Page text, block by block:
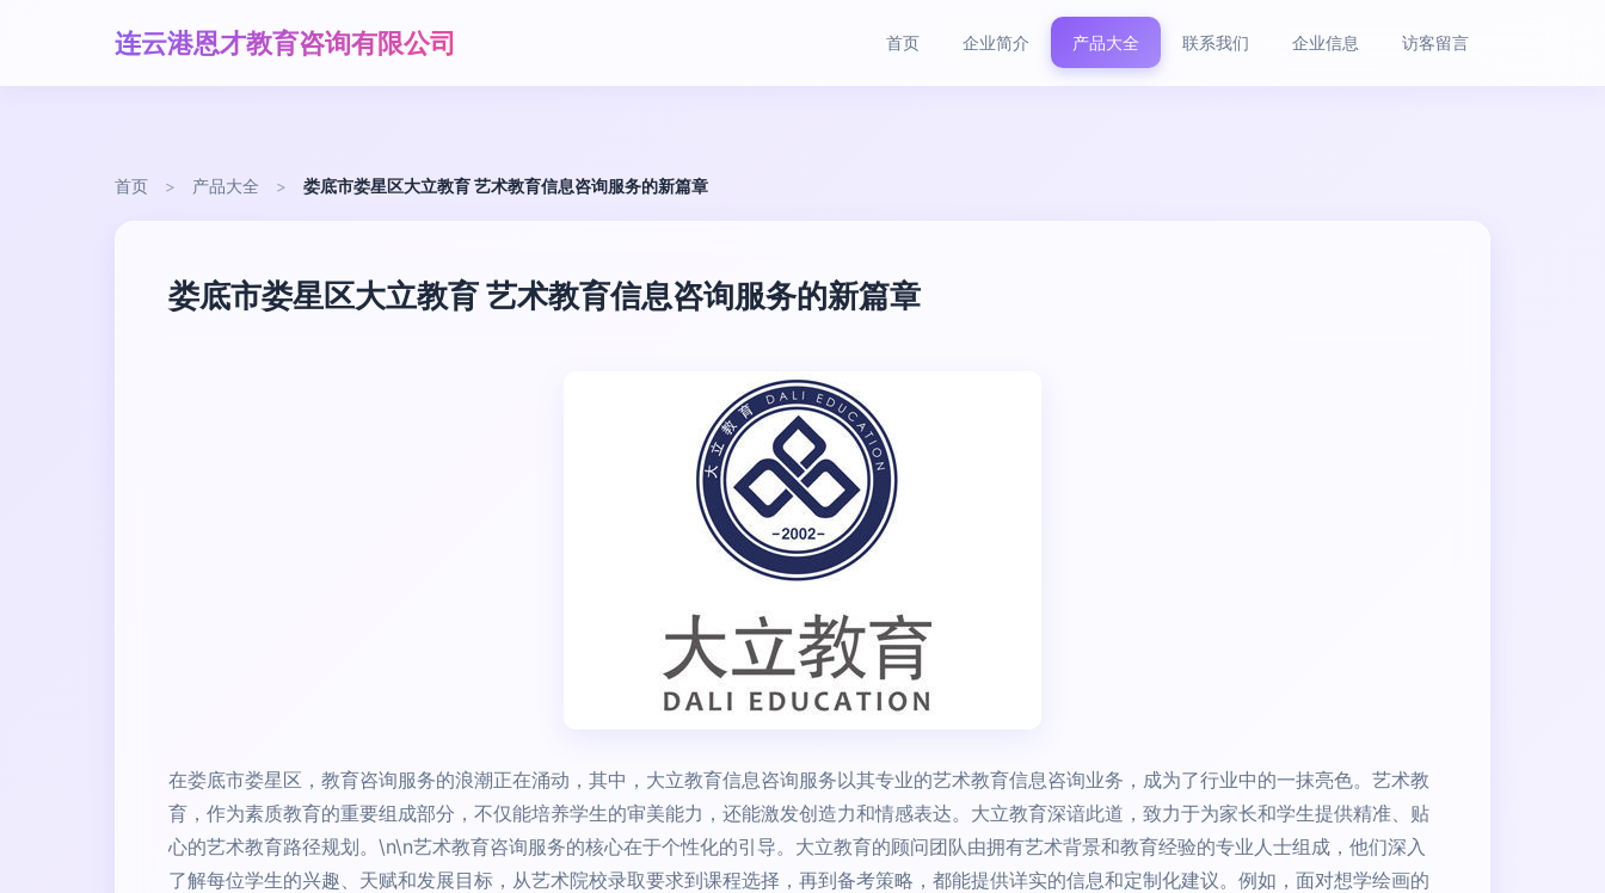
连云港恩才教育咨询有限公司 首页 企业简介 产品大全 联系我们 企业信息 访客留言
首页 > 产品大全 > 娄底市娄星区大立教育 艺术教育信息咨询服务的新篇章
娄底市娄星区大立教育 艺术教育信息咨询服务的新篇章
在娄底市娄星区，教育咨询服务的浪潮正在涌动，其中，大立教育信息咨询服务以其专业的艺术教育信息咨询业务，成为了行业中的一抹亮色。艺术教
育，作为素质教育的重要组成部分，不仅能培养学生的审美能力，还能激发创造力和情感表达。大立教育深谙此道，致力于为家长和学生提供精准、贴
心的艺术教育路径规划。\n\n艺术教育咨询服务的核心在于个性化的引导。大立教育的顾问团队由拥有艺术背景和教育经验的专业人士组成，他们深入
了解每位学生的兴趣、天赋和发展目标，从艺术院校录取要求到课程选择，再到备考策略，都能提供详实的信息和定制化建议。例如，面对想学绘画的